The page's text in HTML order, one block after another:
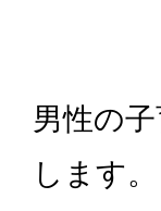
男性の
します。